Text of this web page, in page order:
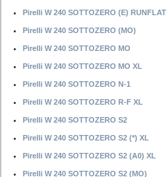
Pirelli W 240 SOTTOZERO (E) RUNFLAT
Pirelli W 240 SOTTOZERO (MO)
Pirelli W 240 SOTTOZERO MO
Pirelli W 240 SOTTOZERO MO XL
Pirelli W 240 SOTTOZERO N-1
Pirelli W 240 SOTTOZERO R-F XL
Pirelli W 240 SOTTOZERO S2
Pirelli W 240 SOTTOZERO S2 (*) XL
Pirelli W 240 SOTTOZERO S2 (A0) XL
Pirelli W 240 SOTTOZERO S2 (MO)